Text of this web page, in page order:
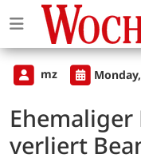
mz
verliert